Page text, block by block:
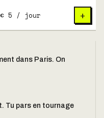
€ 5 / jour +
dans Paris. On
Tu pars en tournage